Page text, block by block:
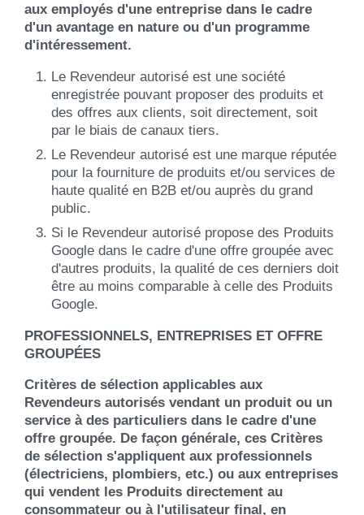
aux employés d'une entreprise dans le cadre
d'un avantage en nature ou d'un programme
d'intéressement.
Le Revendeur autorisé est une société
enregistrée pouvant proposer des produits et
des offres aux clients, soit directement, soit
par le biais de canaux tiers.
Le Revendeur autorisé est une marque réputée
pour la fourniture de produits et/ou services de
haute qualité en B2B et/ou auprès du grand
public.
Si le Revendeur autorisé propose des Produits
Google dans le cadre d'une offre groupée avec
d'autres produits, la qualité de ces derniers doit
être au moins comparable à celle des Produits
Google.
PROFESSIONNELS, ENTREPRISES ET OFFRE
GROUPÉES
Critères de sélection applicables aux
Revendeurs autorisés vendant un produit ou un
service à des particuliers dans le cadre d'une
offre groupée. De façon générale, ces Critères
de sélection s'appliquent aux professionnels
(électriciens, plombiers, etc.) ou aux entreprises
qui vendent les Produits directement au
consommateur ou à l'utilisateur final, en